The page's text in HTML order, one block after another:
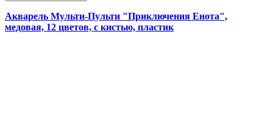
Акварель Мульти-Пульти "Приключения Енота",
медовая, 12 цветов, с кистью, пластик